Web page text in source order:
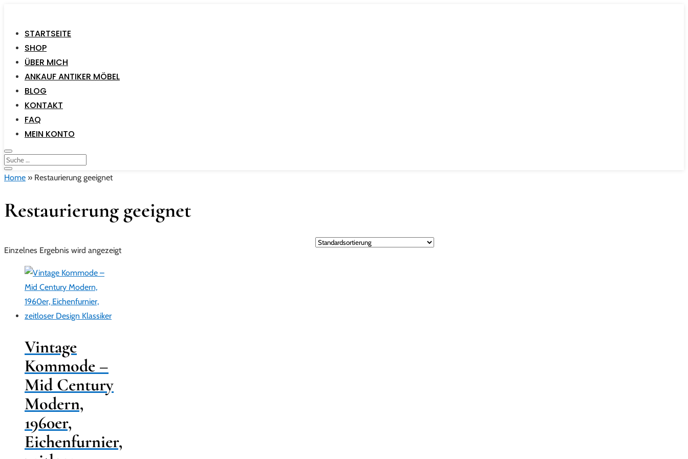
STARTSEITE
SHOP
ÜBER MICH
ANKAUF ANTIKER MÖBEL
BLOG
KONTAKT
FAQ
MEIN KONTO
Home » Restaurierung geeignet
Restaurierung geeignet
Einzelnes Ergebnis wird angezeigt
Vintage
Kommode –
Mid Century
Modern,
1960er,
Eichenfurnier,